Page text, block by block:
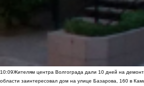
10:09Жителям центра Волгограда дали 10 дней на
области заинтересовал дом на улице Базарова, 160 в